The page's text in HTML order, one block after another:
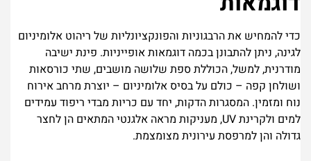
כדי להמחיש את הרבגוניות והפונקציונליות של ריהוט אלומיניום
לגינה, ניתן להתבונן בכמה דוגמאות אופייניות. פינת ישיבה
מודרנית, למשל, הכוללת ספת שלושה מושבים, שתי כורסאות
ושולחן קפה – כולם על בסיס אלומיניום – יוצרת מרחב אירוח
נוח ומזמין. המסגרות הדקות, יחד עם כריות מבדי ריפוד עמידים
למים ולקרינת UV, מעניקות מראה אלגנטי המתאים הן לחצר
גדולה והן למרפסת עירונית מצומצמת.